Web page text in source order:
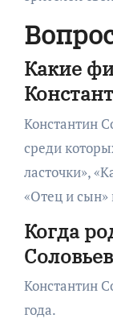
Какие
Константин
среди
ласточки»,
«Отец и сын»
Когда
Константин
года.